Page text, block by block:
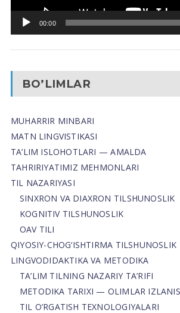
00:00
BO’LIMLAR
MUHARRIR MINBARI
MATN LINGVISTIKASI
TA’LIM ISLOHOTLARI — AMALDA
TAHRIRIYATIMIZ MEHMONLARI
TIL NAZARIYASI
SINXRON VA DIAXRON TILSHUNOSLIK
KOGNITIV TILSHUNOSLIK
OAV TILI
QIYOSIY-CHOG‘ISHTIRMA TILSHUNOSLIK
LINGVODIDAKTIKA VA METODIKA
TA’LIM TILNING NAZARIY TA’RIFI
METODIKA TARIXI — OLIMLAR
TIL O’RGATISH TEXNOLOGIYALARI